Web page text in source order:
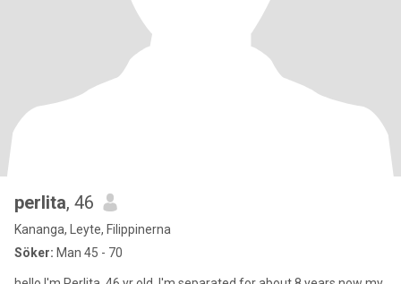
perlita, 46
Kananga, Leyte, Filippinerna
Söker: Man 45 - 70